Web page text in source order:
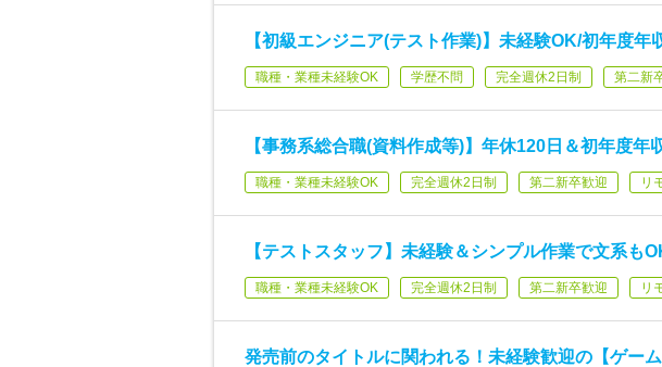
【初級エンジニア(テスト作業)】未経験OK/初年度年
職種・業種未経験OK 学歴不問 完全週休2日制 第二新
【事務系総合職(資料作成等)】年休120日＆初年度年
職種・業種未経験OK 完全週休2日制 第二新卒歓迎 リ
【テストスタッフ】未経験＆シンプル作業で文系も
職種・業種未経験OK 完全週休2日制 第二新卒歓迎 リ
発売前のタイトルに関われる！未経験歓迎の【ゲー